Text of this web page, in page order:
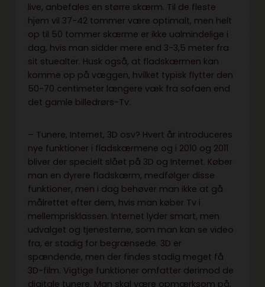
live, anbefales en større skærm. Til de fleste
hjem vil 37-42 tommer være optimalt, men helt
op til 50 tommer skærme er ikke ualmindelige i
dag, hvis man sidder mere end 3-3,5 meter fra
sit stuealter. Husk også, at fladskærmen kan
komme op på væggen, hvilket typisk flytter den
50-70 centimeter længere væk fra sofaen end
det gamle billedrørs-Tv.
– Tunere, Internet, 3D osv? Hvert år introduceres
nye funktioner i fladskærmene og i 2010 og 2011
bliver der specielt slået på 3D og Internet. Køber
man en dyrere fladskærm, medfølger disse
funktioner, men i dag behøver man ikke at gå
målrettet efter dem, hvis man køber Tv i
mellemprisklassen. Internet lyder smart, men
udvalget og tjenesterne, som man kan se video
fra, er stadig for begrænsede. 3D er
spændende, men der findes stadig meget få
3D-film. Vigtige funktioner omfatter derimod de
digitale tunere. Man skal være opmærksom på,